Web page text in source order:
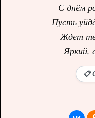
С днём
Пусть
Ждет
Яркий,
📋